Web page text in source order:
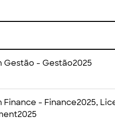
Gestão - Gestão2025
- Finance2025,